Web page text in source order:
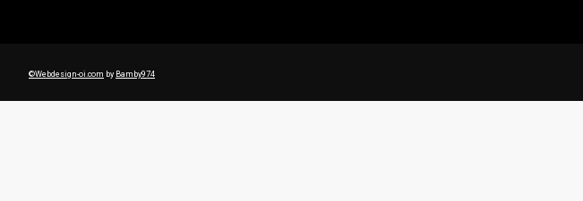
©Webdesign-oi.com by Bamby974